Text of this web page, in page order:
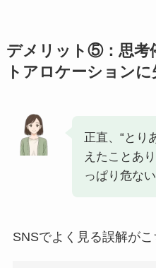
デメリット⑤：思考
トアロケーションに
正直、“とり
えたことあ
っぱり危な
SNSでよく見る誤解がこ